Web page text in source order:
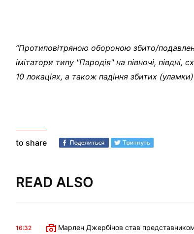
“Протиповітряною обороною збито/
імітатори типу "Пародія" на півночі,
10 локаціях, а також падіння збитих
to share
READ ALSO
16:32 Марлен Джербінов став